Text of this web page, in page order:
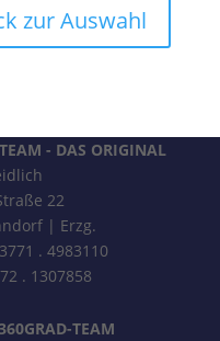
zur Auswahl
- DAS ORIGINAL
22
| Erzg.
. 4983110
. 1307858
TEAM